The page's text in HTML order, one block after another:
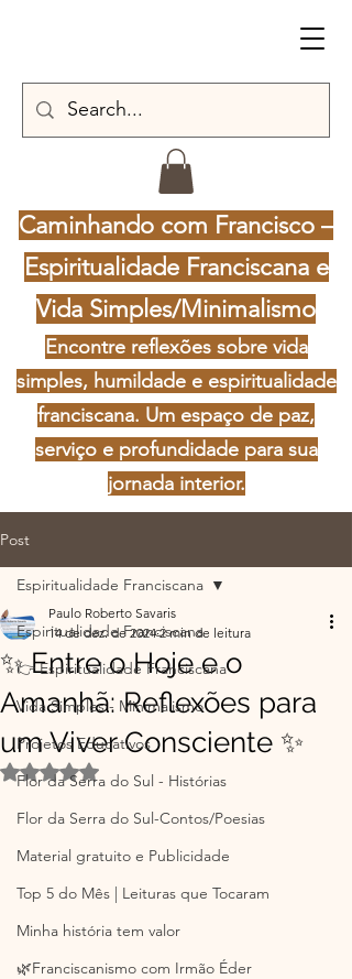
Caminhando com Francisco –
Espiritualidade Franciscana e
Vida Simples/Minimalismo
Encontre reflexões sobre vida
simples, humildade e espiritualidade
franciscana. Um espaço de paz,
serviço e profundidade para sua
jornada interior.
Post
Espiritualidade Franciscana
👉 Espiritualidade Franciscana
Vida Simples - Minimalismo
Projetos Educativos
Flor da Serra do Sul - Histórias
Flor da Serra do Sul-Contos/Poesias
Material gratuito e Publicidade
Top 5 do Mês | Leituras que Tocaram
Minha história tem valor
🌿Franciscanismo com Irmão Éder
Espiritualidade Franciscana
✨ Entre o Hoje e o
Amanhã: Reflexões para
um Viver Consciente ✨
Paulo Roberto Savaris
14 de dez. de 2024 2 min de leitura
Avaliado com NaN de 5 estrelas.